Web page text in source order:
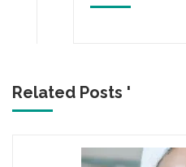
Related Posts '